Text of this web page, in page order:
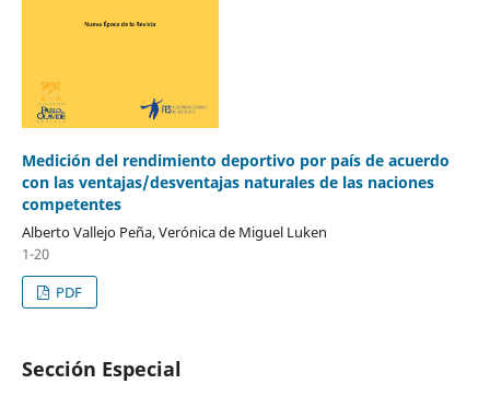
Medición del rendimiento deportivo por país de acuerdo
con las ventajas/desventajas naturales de las naciones
competentes
Alberto Vallejo Peña, Verónica de Miguel Luken
1-20
PDF
Sección Especial